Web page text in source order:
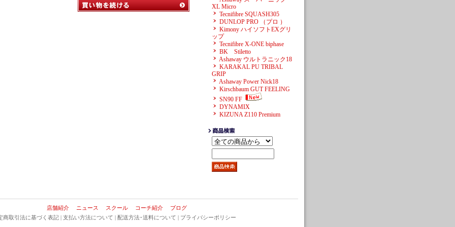
XL Micro
Tecnifibre SQUASH305
DUNLOP PRO （プロ ）
Kimony ハイソフトEXグリ
ップ
Tecnifibre X-ONE biphase
BK Stiletto
Ashaway ウルトラニック18
KARAKAL PU TRIBAL
GRIP
Ashaway Power Nick18
Kirschbaum GUT FEELING
SN90 FF
DYNAMIX
KIZUNA Z110 Premium
店舗紹介 ニュース スクール コーチ紹介
ブログ
商取引法に基づく表記| 支払い方法について | 配送方法･送料について | プライバシーポリシー